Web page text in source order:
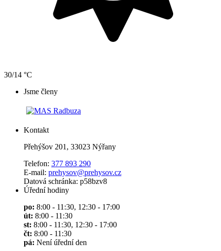
30/14 °C
Jsme členy
Kontakt
Přehýšov 201, 33023 Nýřany
Telefon: 377 893 290
E-mail: prehysov@prehysov.cz
Datová schránka: p58bzv8
Úřední hodiny
po: 8:00 - 11:30, 12:30 - 17:00
út: 8:00 - 11:30
st: 8:00 - 11:30, 12:30 - 17:00
čt: 8:00 - 11:30
pá: Není úřední den